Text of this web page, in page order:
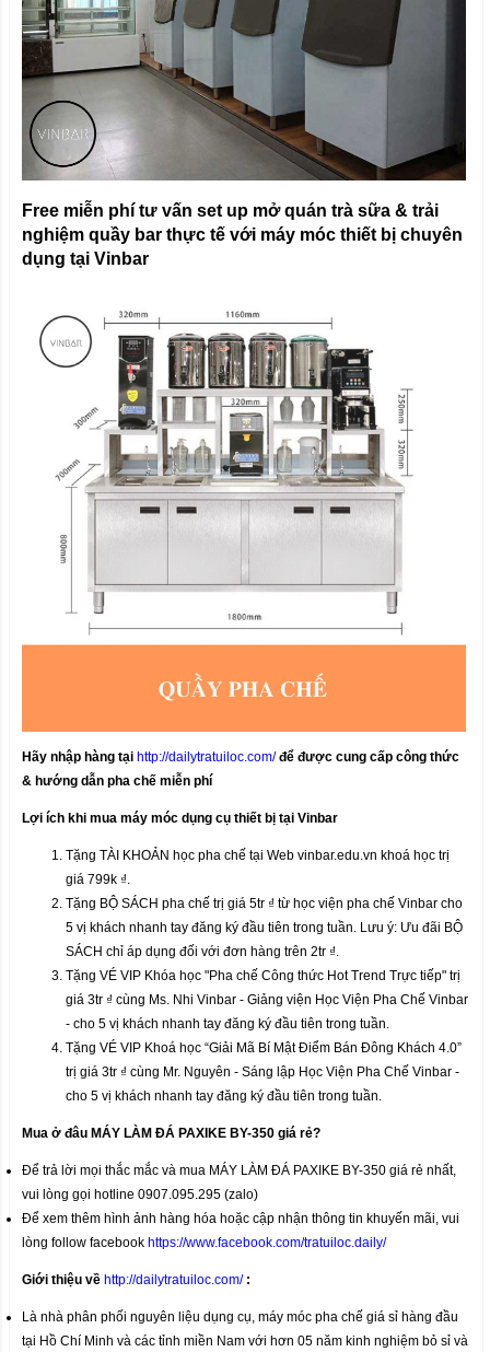
Free miễn phí tư vấn set up mở quán trà sữa & trải
nghiệm quầy bar thực tế với máy móc thiết bị chuyên
dụng tại Vinbar
Hãy nhập hàng tại http://dailytratuiloc.com/để được cung cấp công thức
& hướng dẫn pha chế miễn phí
Lợi ích khi mua máy móc dụng cụ thiết bị tại Vinbar
Tặng TÀI KHOẢN học pha chế tại Web vinbar.edu.vn khoá học trị
giá 799k ₫.
Tặng BỘ SÁCH pha chế trị giá 5tr ₫ từ học viện pha chế Vinbar cho
5 vị khách nhanh tay đăng ký đầu tiên trong tuần. Lưu ý: Ưu đãi BỘ
SÁCH chỉ áp dụng đối với đơn hàng trên 2tr ₫.
Tặng VÉ VIP Khóa học "Pha chế Công thức Hot Trend Trực tiếp" trị
giá 3tr ₫ cùng Ms. Nhi Vinbar - Giảng viện Học Viện Pha Chế Vinbar
- cho 5 vị khách nhanh tay đăng ký đầu tiên trong tuần.
Tặng VÉ VIP Khoá học “Giải Mã Bí Mật Điểm Bán Đông Khách 4.0”
trị giá 3tr ₫ cùng Mr. Nguyên - Sáng lập Học Viện Pha Chế Vinbar -
cho 5 vị khách nhanh tay đăng ký đầu tiên trong tuần.
Mua ở đâu MÁY LÀM ĐÁ PAXIKE BY-350giá rẻ?
Để trả lời mọi thắc mắc và mua MÁY LÀM ĐÁ PAXIKE BY-350 giá rẻ nhất,
vui lòng gọi hotline 0907.095.295 (zalo)
Để xem thêm hình ảnh hàng hóa hoặc cập nhận thông tin khuyến mãi, vui
lòng follow facebook https://www.facebook.com/tratuiloc.daily/
Giới thiệu về http://dailytratuiloc.com/:
Là nhà phân phối nguyên liệu dụng cụ, máy móc pha chế giá sỉ hàng đầu
tại Hồ Chí Minh và các tỉnh miền Nam với hơn 05 năm kinh nghiệm bỏ sỉ và